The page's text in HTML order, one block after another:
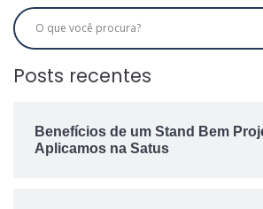
Posts recentes
Benefícios de um Stand Bem
Aplicamos na Satus